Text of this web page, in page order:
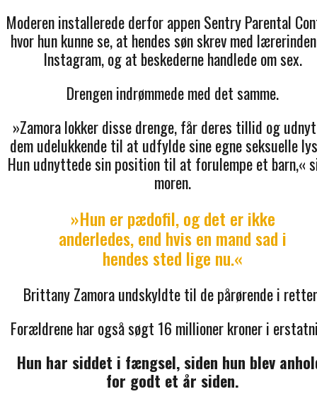
Moderen installerede derfor appen Sentry Parental
hvor hun kunne se, at hendes søn skrev med
Instagram, og at beskederne handlede om sex.
Drengen indrømmede med det samme.
»Zamora lokker disse drenge, får deres tillid og
dem udelukkende til at udfylde sine egne seksuelle
Hun udnyttede sin position til at forulempe et barn,«
moren.
»Hun er pædofil, og det er ikke
anderledes, end hvis en mand sad i
hendes sted lige nu.«
Brittany Zamora undskyldte til de pårørende i
Forældrene har også søgt 16 millioner kroner i
Hun har siddet i fængsel, siden hun blev
for godt et år siden.